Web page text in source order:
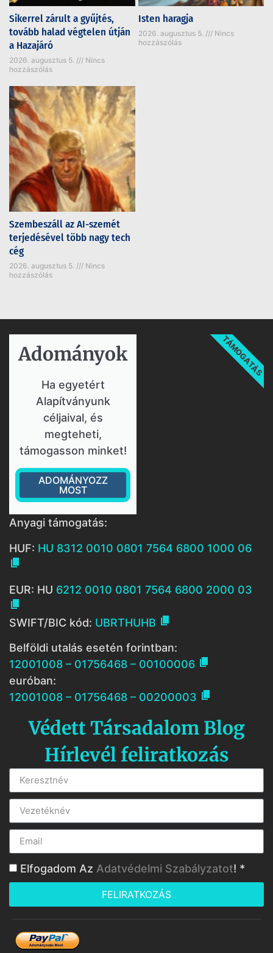
Sikerrel zárult a gyűjtés,
tovább halad végtelen útján
a Hazajáró
2026. augusztus 5.
Nincs
hozzászólás
Isten haragja
2026. augusztus 5.
Nincs
hozzászólás
Szembeszáll az AI-szemét
terjedésével több nagy tech
cég
2026. augusztus 5.
Nincs
hozzászólás
Adományok​
Ha egyetért
Alapítványunk
céljaival, és
megteheti,
támogasson minket!
ADOMÁNYOZZ
MOST
TÁMOGATÁS
Anyagi támogatás:
HUF: HU 8312 0010 0801 7564 6800 1000 06

EUR: HU 6212 0010 0801 7564 6800 2000 03

SWIFT/BIC kód: UBRTHUHB 
Belföldi utalás esetén forintban:
12001008 – 01756468 – 00100006 
euróban:
12001008 – 01756468 – 00200003 
Védett Társadalom Blog
Hírlevél feliratkozás
Elfogadom Az Adatvédelmi Szabályzatot! *
FELIRATKOZÁS